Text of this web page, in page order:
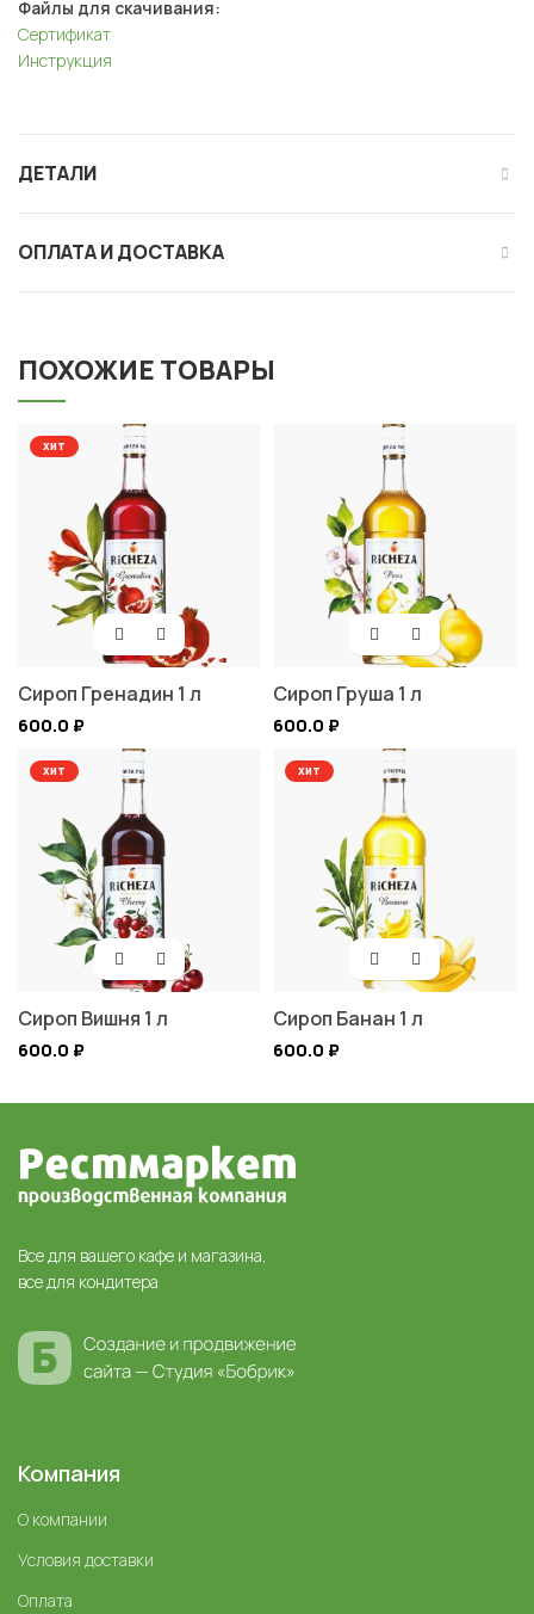
Файлы для скачивания:
Сертификат
Инструкция
ДЕТАЛИ
ОПЛАТА И ДОСТАВКА
ПОХОЖИЕ ТОВАРЫ
хит
Сироп Гренадин 1 л
600.0 ₽
Сироп Груша 1 л
600.0 ₽
хит
Сироп Вишня 1 л
600.0 ₽
хит
Сироп Банан 1 л
600.0 ₽
Все для вашего кафе и магазина,
все для кондитера
Компания
О компании
Условия доставки
Оплата